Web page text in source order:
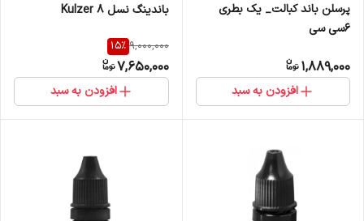
پرسلن باند کبالت_ یک بطری
6سی سی
1,889,000
افزودن به سبد
باندینگ نسل Kulzer ۸
9,000,000
15%
7,650,000
افزودن به سبد